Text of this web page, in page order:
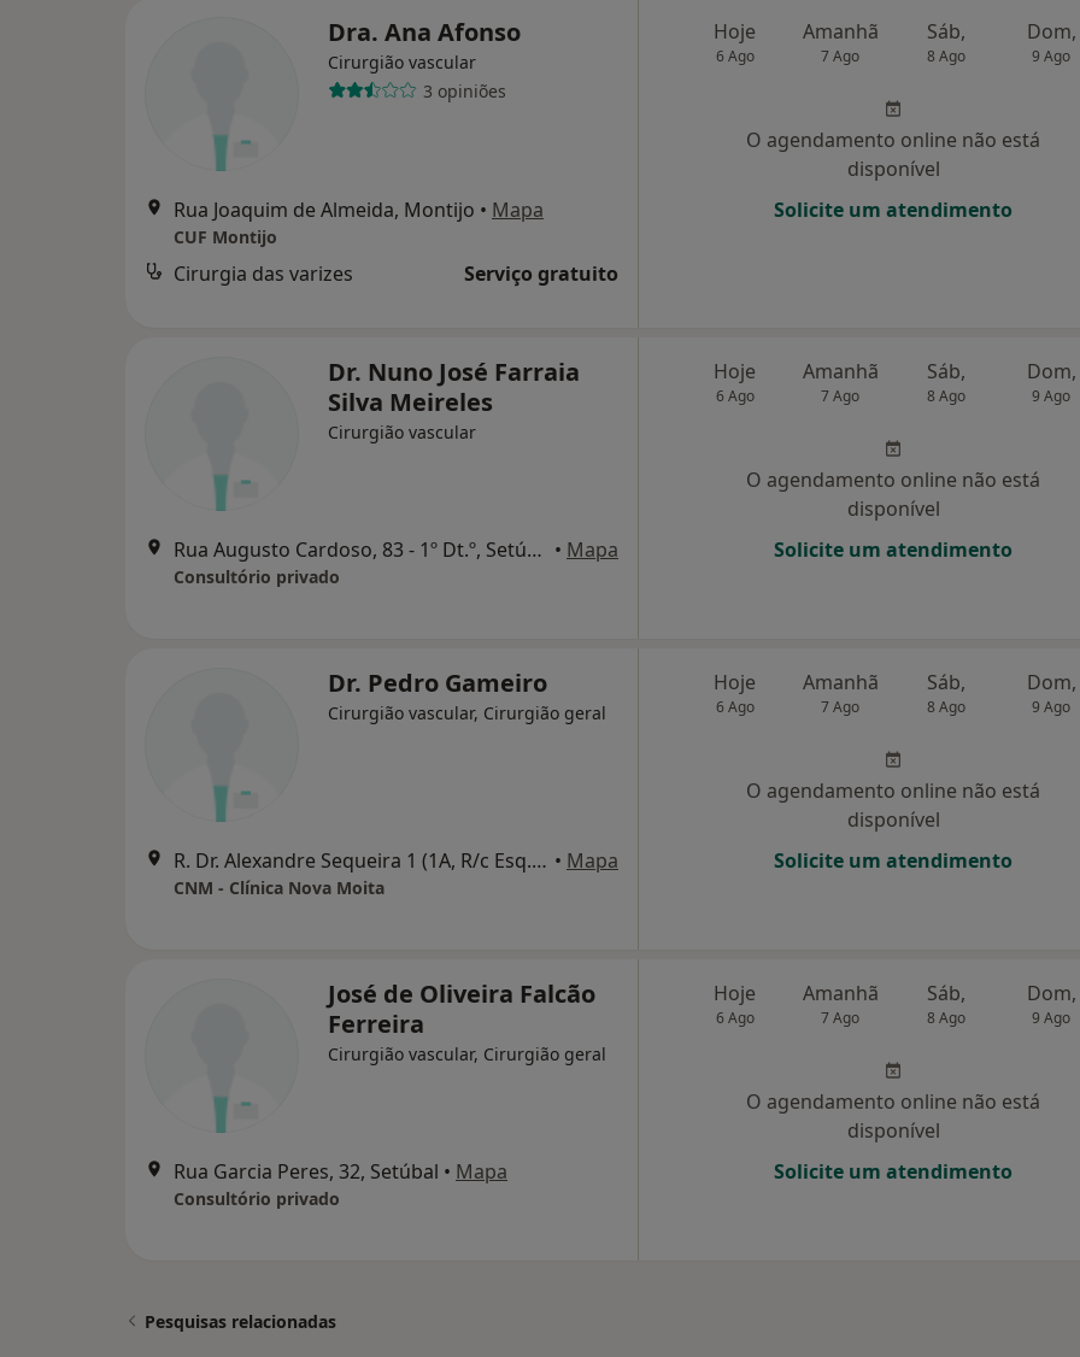
Dra. Ana Afonso
Cirurgião vascular
3 opiniões
Rua Joaquim de Almeida, Montijo • Mapa
CUF Montijo
Cirurgia das varizes Serviço gratuito
Hoje
6 Ago
Amanhã
7 Ago
Sáb,
8 Ago
Dom,
9 Ago
O agendamento online não está
disponível
Solicite um atendimento
Dr. Nuno José Farraia
Silva Meireles
Cirurgião vascular
Rua Augusto Cardoso, 83 - 1º Dt.º, Setúbal • Mapa
Consultório privado
Hoje
6 Ago
Amanhã
7 Ago
Sáb,
8 Ago
Dom,
9 Ago
O agendamento online não está
disponível
Solicite um atendimento
Dr. Pedro Gameiro
Cirurgião vascular, Cirurgião geral
R. Dr. Alexandre Sequeira 1 (1A, R/c Esq.), Moita • Mapa
CNM - Clínica Nova Moita
Hoje
6 Ago
Amanhã
7 Ago
Sáb,
8 Ago
Dom,
9 Ago
O agendamento online não está
disponível
Solicite um atendimento
José de Oliveira Falcão
Ferreira
Cirurgião vascular, Cirurgião geral
Rua Garcia Peres, 32, Setúbal • Mapa
Consultório privado
Hoje
6 Ago
Amanhã
7 Ago
Sáb,
8 Ago
Dom,
9 Ago
O agendamento online não está
disponível
Solicite um atendimento
Pesquisas relacionadas